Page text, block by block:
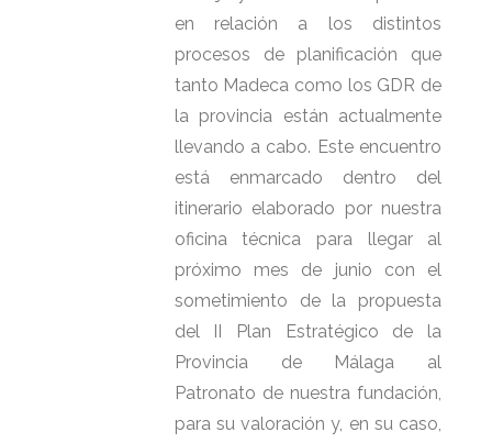
en relación a los distintos
procesos de planificación que
tanto Madeca como los GDR de
la provincia están actualmente
llevando a cabo. Este encuentro
está enmarcado dentro del
itinerario elaborado por nuestra
oficina técnica para llegar al
próximo mes de junio con el
sometimiento de la propuesta
del II Plan Estratégico de la
Provincia de Málaga al
Patronato de nuestra fundación,
para su valoración y, en su caso,